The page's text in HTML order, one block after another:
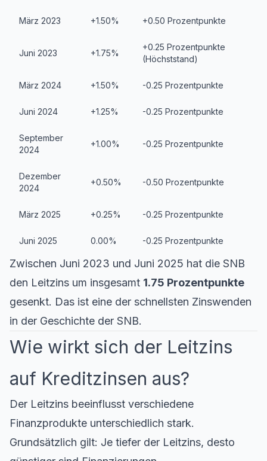
März 2023 +1.50% +0.50 Prozentpunkte
Juni 2023 +1.75%
+0.25 Prozentpunkte
(Höchststand)
März 2024 +1.50% -0.25 Prozentpunkte
Juni 2024 +1.25% -0.25 Prozentpunkte
September
2024
+1.00% -0.25 Prozentpunkte
Dezember
2024
+0.50% -0.50 Prozentpunkte
März 2025 +0.25% -0.25 Prozentpunkte
Juni 2025 0.00% -0.25 Prozentpunkte
Zwischen Juni 2023 und Juni 2025 hat die SNB
den Leitzins um insgesamt 1.75 Prozentpunkte
gesenkt. Das ist eine der schnellsten Zinswenden
in der Geschichte der SNB.
Wie wirkt sich der Leitzins
auf Kreditzinsen aus?
Der Leitzins beeinflusst verschiedene
Finanzprodukte unterschiedlich stark.
Grundsätzlich gilt: Je tiefer der Leitzins, desto